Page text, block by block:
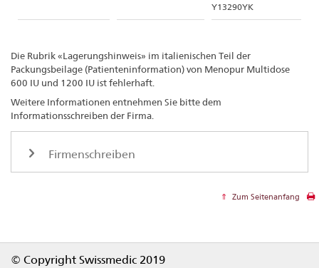
Y13290YK
Die Rubrik «Lagerungshinweis» im italienischen Teil der
Packungsbeilage (Patienteninformation) von Menopur Multidose
600 IU und 1200 IU ist fehlerhaft.
Weitere Informationen entnehmen Sie bitte dem
Informationsschreiben der Firma.
Firmenschreiben
Zum Seitenanfang
© Copyright Swissmedic 2019